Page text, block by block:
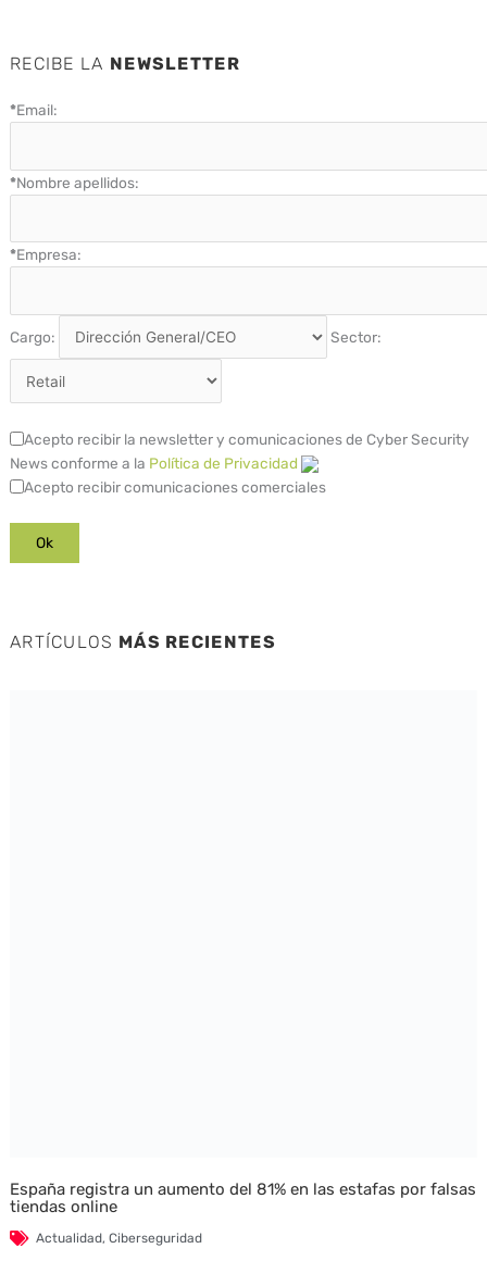
RECIBE LA NEWSLETTER
*Email:
*Nombre apellidos:
*Empresa:
Cargo: Sector:
Acepto recibir la newsletter y comunicaciones de Cyber Security
News conforme a la Política de Privacidad
Acepto recibir comunicaciones comerciales
ARTÍCULOS MÁS RECIENTES
España registra un aumento del 81% en las estafas por falsas
tiendas online
Actualidad, Ciberseguridad